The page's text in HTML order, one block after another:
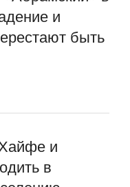
и
быть
и
в